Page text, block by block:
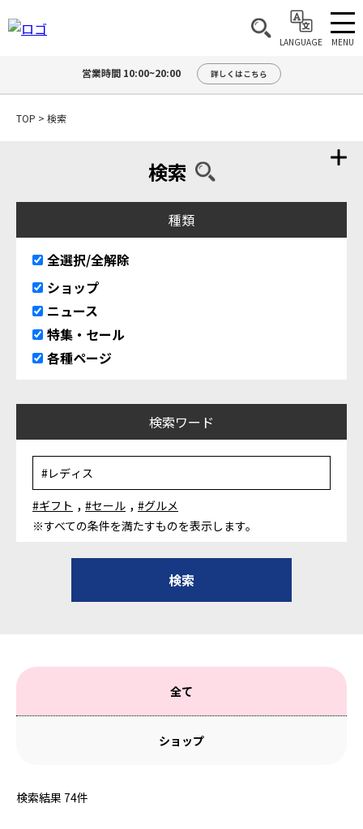
LANGUAGE MENU
営業時間 10:00~20:00 詳しくはこちら
TOP > 検索
検索
種類
全選択/全解除
ショップ
ニュース
特集・セール
各種ページ
検索ワード
#ギフト , #セール , #グルメ
※すべての条件を満たすものを表示します。
全て
ショップ
検索結果 74件